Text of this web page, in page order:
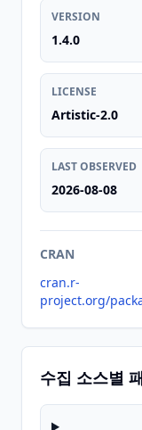
VERSION
1.4.0
LICENSE
Artistic-2.0
LAST OBSERVED
2026-08-08
CRAN
cran.r-
project.org/
수집 소스별